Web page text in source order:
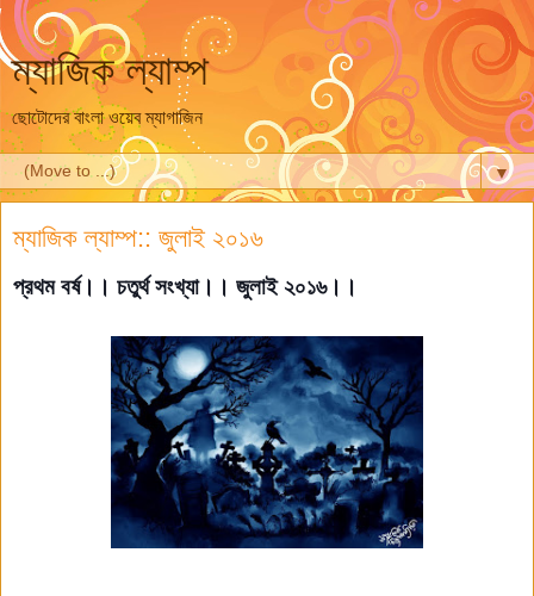
ম্যাজিক ল্যাম্প
ছোটোদের বাংলা ওয়েব ম্যাগাজিন
▼
ম্যাজিক ল্যাম্প:: জুলাই ২০১৬
প্রথম বর্ষ।। চতুর্থ সংখ্যা।। জুলাই ২০১৬।।